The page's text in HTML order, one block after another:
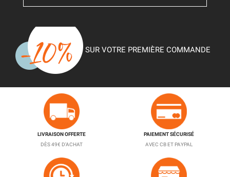
SUR VOTRE PREMIÈRE COMMANDE
LIVRAISON OFFERTE
DÈS 49€ D'ACHAT
PAIEMENT SÉCURISÉ
AVEC CB ET PAYPAL